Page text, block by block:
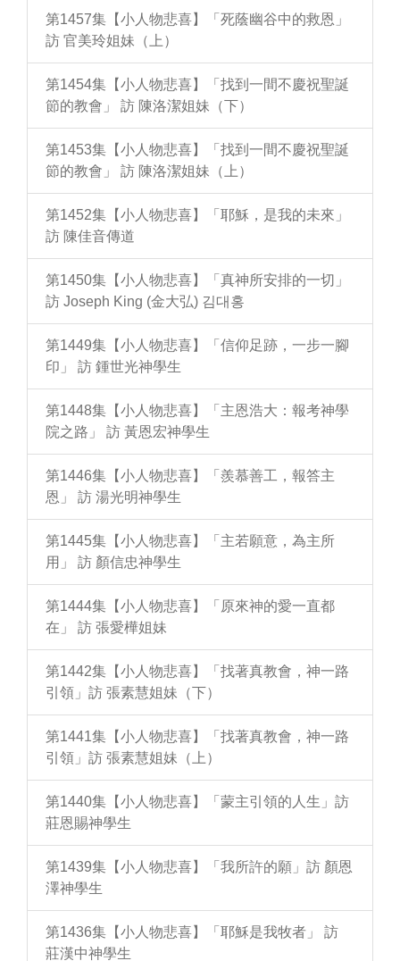
第1457集【小人物悲喜】「死蔭幽谷中的救恩」
訪 官美玲姐妹（上）
第1454集【小人物悲喜】「找到一間不慶祝聖誕
節的教會」 訪 陳洛潔姐妹（下）
第1453集【小人物悲喜】「找到一間不慶祝聖誕
節的教會」 訪 陳洛潔姐妹（上）
第1452集【小人物悲喜】「耶穌，是我的未來」
訪 陳佳音傳道
第1450集【小人物悲喜】「真神所安排的一切」
訪 Joseph King (金大弘) 김대홍
第1449集【小人物悲喜】「信仰足跡，一步一腳
印」 訪 鍾世光神學生
第1448集【小人物悲喜】「主恩浩大：報考神學
院之路」 訪 黃恩宏神學生
第1446集【小人物悲喜】「羨慕善工，報答主
恩」 訪 湯光明神學生
第1445集【小人物悲喜】「主若願意，為主所
用」 訪 顏信忠神學生
第1444集【小人物悲喜】「原來神的愛一直都
在」 訪 張愛樺姐妹
第1442集【小人物悲喜】「找著真教會，神一路
引領」訪 張素慧姐妹（下）
第1441集【小人物悲喜】「找著真教會，神一路
引領」訪 張素慧姐妹（上）
第1440集【小人物悲喜】「蒙主引領的人生」訪
莊恩賜神學生
第1439集【小人物悲喜】「我所許的願」訪 顏恩
澤神學生
第1436集【小人物悲喜】「耶穌是我牧者」 訪
莊漢中神學生